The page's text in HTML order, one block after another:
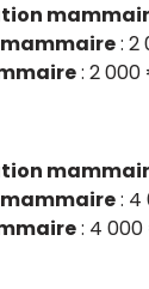
: 2
: 2
: 4
: 4